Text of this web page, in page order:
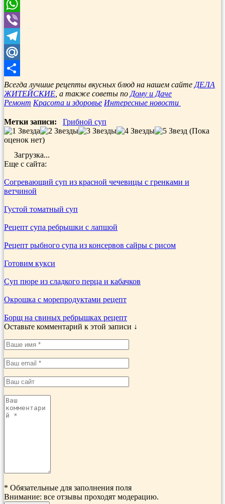
Odnoklassniki
WhatsApp
Viber
Telegram
Mail.Ru
Отправить
Всегда лучшие рецепты вкусных блюд на нашем сайте ДЕЛА
ЖИТЕЙСКИЕ , а также советы по Дому и Даче
Ремонт Красота и здоровье Интересные новости
Метки записи:
Грибной суп
(Пока
оценок нет)
Загрузка...
Еще с сайта:
Согревающий суп из красной чечевицы с гренками и
ветчиной
Густой томатный суп
Рецепт супа ребрышки с лапшой
Рецепт рыбного супа из консервов сайры с рисом
Готовим кукси
Суп пюре из сладкого перца и кабачков
Окрошка с морепродуктами рецепт
Борщ на свиных ребрышках рецепт
Оставьте комментарий к этой записи ↓
* Обязательные для заполнения поля
Внимание: все отзывы проходят модерацию.